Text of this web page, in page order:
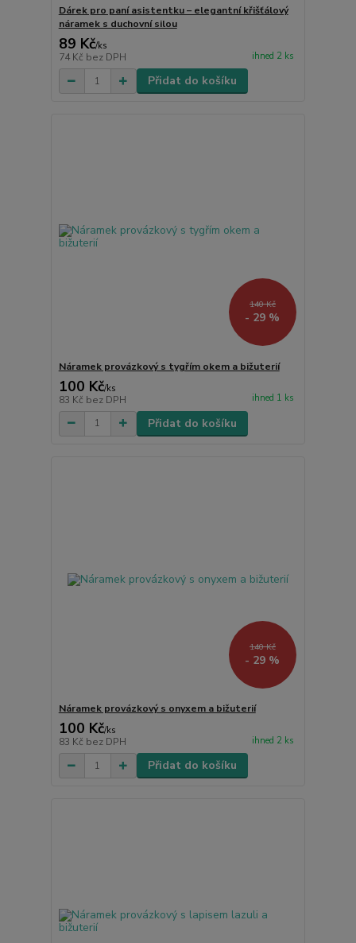
Dárek pro paní asistentku – elegantní křišťálový
náramek s duchovní silou
89 Kč/ks
74 Kč bez DPH ihned 2 ks
Přidat do košíku
140 Kč
- 29 %
Náramek provázkový s tygřím okem a bižuterií
100 Kč/ks
83 Kč bez DPH ihned 1 ks
Přidat do košíku
140 Kč
- 29 %
Náramek provázkový s onyxem a bižuterií
100 Kč/ks
83 Kč bez DPH ihned 2 ks
Přidat do košíku